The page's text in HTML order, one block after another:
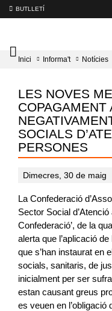
BUTLLETÍ
Mobile
menu
Inici Informa't Notícies
LES NOVES
COPAGAMENT
SOCIALS
PERSONES
Dimecres, 30 de maig
La Confederació
Sector Social
Confederació’, de la
alerta que l’aplicació
que s’han instaurat en
socials, sanitaris, de
inicialment per ser
estan causant greus
es veuen en l’obligació